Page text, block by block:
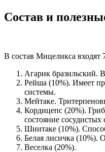
Состав и
В состав Мицеликса входят
Агарик бразильский.
Рейша (10%). Имеет
системы.
Мейтаке.
Кордицепс (20%).
состояние сосудистых
Шиитаке (10%).
Белая лисичка (10%).
Веселка (20%).